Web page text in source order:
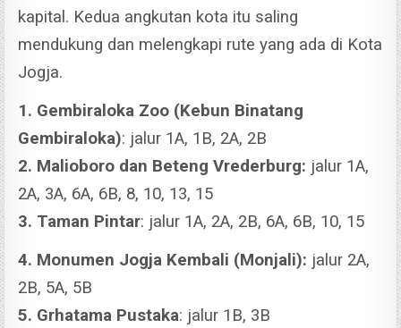
kapital. Kedua angkutan kota itu saling
mendukung dan melengkapi rute yang ada di Kota
Jogja.
1. Gembiraloka Zoo (Kebun Binatang
Gembiraloka): jalur 1A, 1B, 2A, 2B
2. Malioboro dan Beteng Vrederburg: jalur 1A,
2A, 3A, 6A, 6B, 8, 10, 13, 15
3. Taman Pintar: jalur 1A, 2A, 2B, 6A, 6B, 10, 15
4. Monumen Jogja Kembali (Monjali): jalur 2A,
2B, 5A, 5B
5. Grhatama Pustaka: jalur 1B, 3B